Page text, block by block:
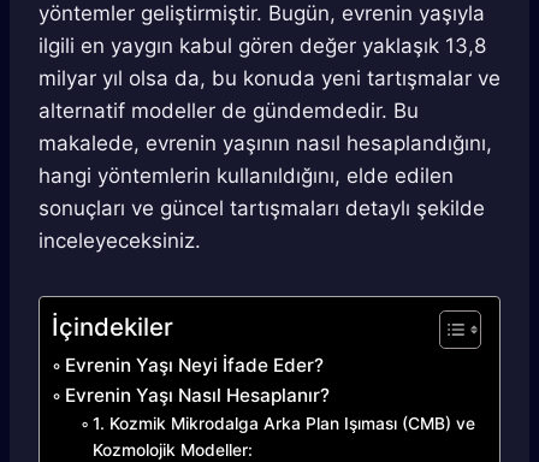
yöntemler geliştirmiştir. Bugün, evrenin yaşıyla
ilgili en yaygın kabul gören değer yaklaşık 13,8
milyar yıl olsa da, bu konuda yeni tartışmalar ve
alternatif modeller de gündemdedir. Bu
makalede, evrenin yaşının nasıl hesaplandığını,
hangi yöntemlerin kullanıldığını, elde edilen
sonuçları ve güncel tartışmaları detaylı şekilde
inceleyeceksiniz.
İçindekiler
Evrenin Yaşı Neyi İfade Eder?
Evrenin Yaşı Nasıl Hesaplanır?
1. Kozmik Mikrodalga Arka Plan Işıması (CMB) ve
Kozmolojik Modeller: